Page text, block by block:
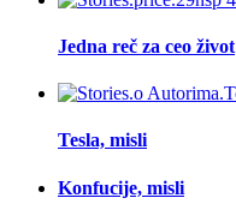
Jedna reč za ceo život
Tesla, misli
Konfucije, misli